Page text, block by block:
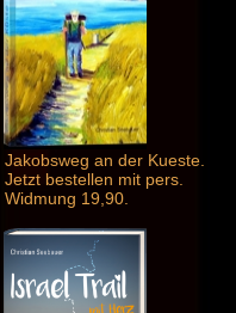
Jakobsweg an der Kueste.
Jetzt bestellen mit pers.
Widmung 19,90.